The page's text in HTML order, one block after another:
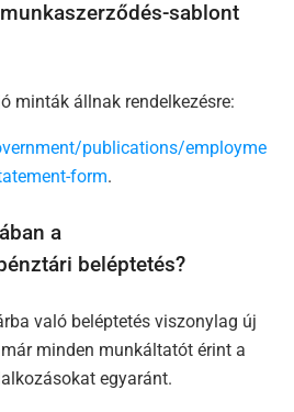
sablont
minták állnak rendelkezésre:
publications/employme
form.
a
beléptetés?
való beléptetés viszonylag új
minden munkáltatót érint a
egyaránt.